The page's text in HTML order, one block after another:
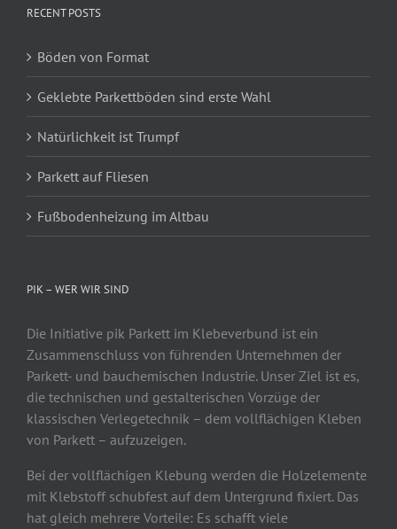
RECENT POSTS
Böden von Format
Geklebte Parkettböden sind erste Wahl
Natürlichkeit ist Trumpf
Parkett auf Fliesen
Fußbodenheizung im Altbau
PIK – WER WIR SIND
Die Initiative pik Parkett im Klebeverbund ist ein
Zusammenschluss von führenden Unternehmen der
Parkett- und bauchemischen Industrie. Unser Ziel ist es,
die technischen und gestalterischen Vorzüge der
klassischen Verlegetechnik – dem vollflächigen Kleben
von Parkett – aufzuzeigen.
Bei der vollflächigen Klebung werden die Holzelemente
mit Klebstoff schubfest auf dem Untergrund fixiert. Das
hat gleich mehrere Vorteile: Es schafft viele